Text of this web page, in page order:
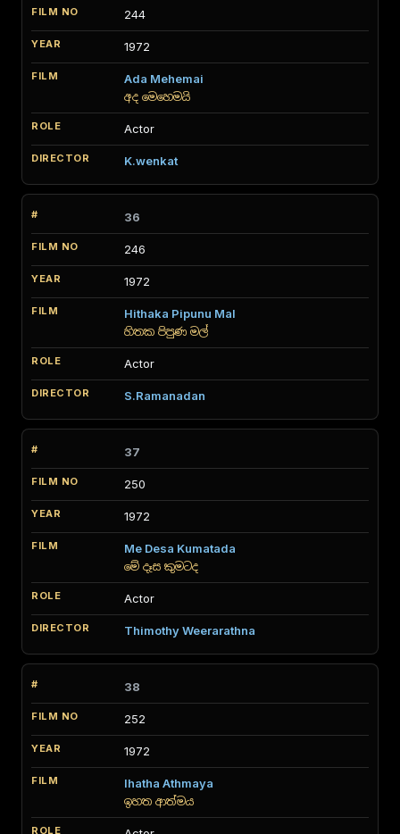
244
1972
Ada Mehemai
අද මෙහෙමයි
Actor
K.wenkat
36
246
1972
Hithaka Pipunu Mal
හිතක පිපුණ මල්
Actor
S.Ramanadan
37
250
1972
Me Desa Kumatada
මේ දෑස කුමටද
Actor
Thimothy Weerarathna
38
252
1972
Ihatha Athmaya
ඉහත ආත්මය